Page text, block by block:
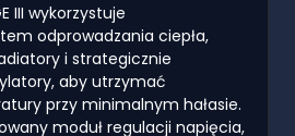
III wykorzystuje
odprowadzania ciepła,
i strategicznie
aby utrzymać
przy minimalnym hałasie.
moduł regulacji napięcia,